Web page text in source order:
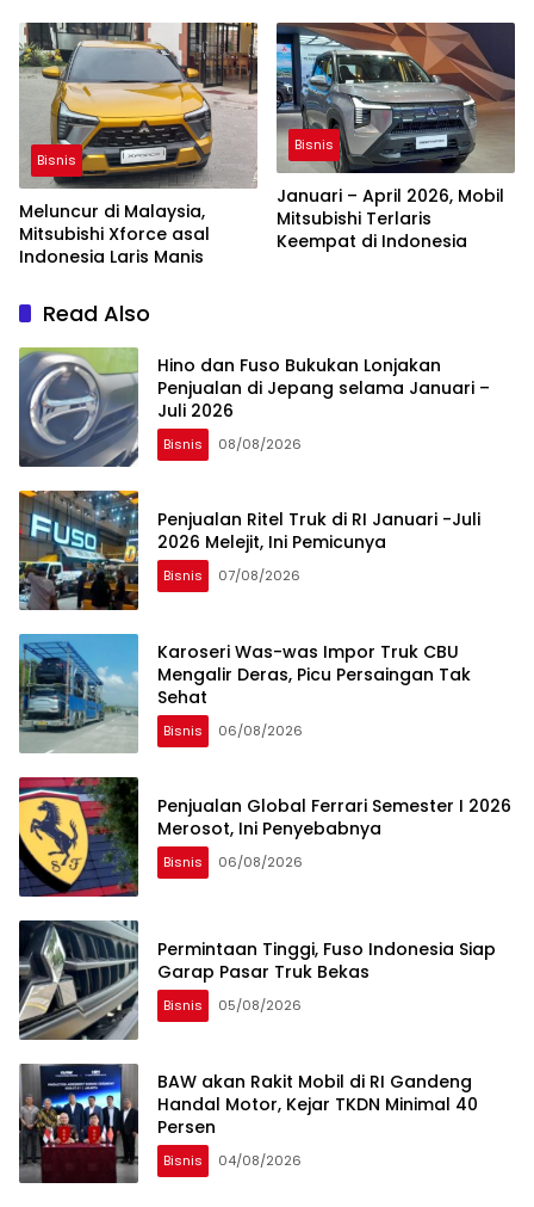
Bisnis
Meluncur di Malaysia,
Mitsubishi Xforce asal
Indonesia Laris Manis
Bisnis
Januari – April 2026, Mobil
Mitsubishi Terlaris
Keempat di Indonesia
Read Also
Hino dan Fuso Bukukan Lonjakan
Penjualan di Jepang selama Januari –
Juli 2026
Bisnis 08/08/2026
Penjualan Ritel Truk di RI Januari -Juli
2026 Melejit, Ini Pemicunya
Bisnis 07/08/2026
Karoseri Was-was Impor Truk CBU
Mengalir Deras, Picu Persaingan Tak
Sehat
Bisnis 06/08/2026
Penjualan Global Ferrari Semester I 2026
Merosot, Ini Penyebabnya
Bisnis 06/08/2026
Permintaan Tinggi, Fuso Indonesia Siap
Garap Pasar Truk Bekas
Bisnis 05/08/2026
BAW akan Rakit Mobil di RI Gandeng
Handal Motor, Kejar TKDN Minimal 40
Persen
Bisnis 04/08/2026